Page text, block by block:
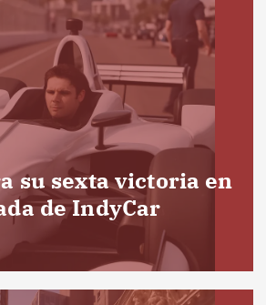
su sexta victoria en
de IndyCar